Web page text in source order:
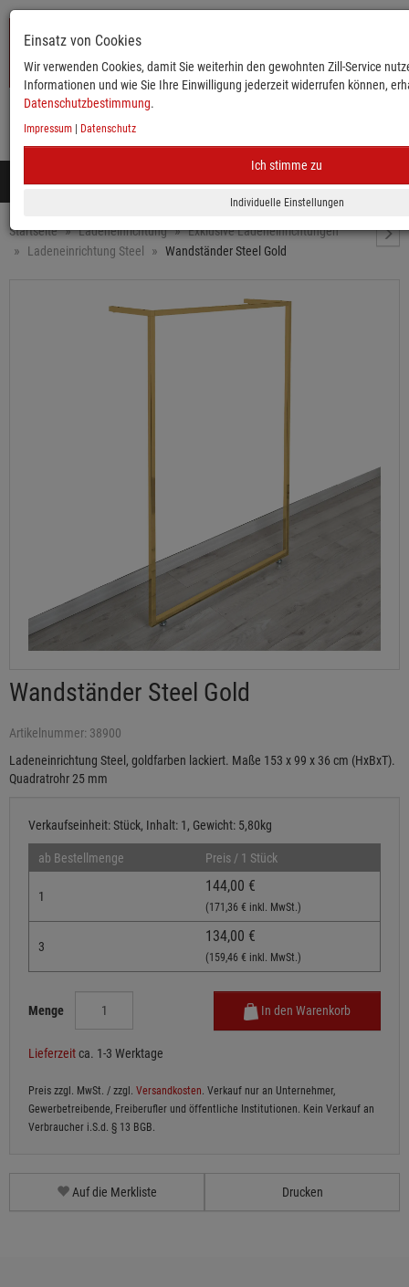
Toggle
Startseite Ladeneinrichtung
Exklusive Ladeneinrichtungen
Ladeneinrichtung Steel
Wandständer Steel Gold
Wandständer Steel Gold
Artikelnummer: 38900
Ladeneinrichtung Steel, goldfarben lackiert. Maße 153 x 99 x 36 cm (HxBxT).
Quadratrohr 25 mm
Verkaufseinheit: Stück, Inhalt: 1, Gewicht: 5,80kg
ab Bestellmenge Preis / 1 Stück
1
144,00 €
(171,36 € inkl. MwSt.)
3
134,00 €
(159,46 € inkl. MwSt.)
Menge In den Warenkorb
Lieferzeitca. 1-3 Werktage
Preis zzgl. MwSt. / zzgl. Versandkosten. Verkauf nur an Unternehmer,
Gewerbetreibende, Freiberufler und öffentliche Institutionen. Kein Verkauf an
Verbraucher i.S.d. § 13 BGB.
Auf die Merkliste Drucken
Einsatz von Cookies
Wir verwenden Cookies, damit Sie weiterhin den gewohnten Zill-Service
Informationen und wie Sie Ihre Einwilligung jederzeit widerrufen können,
Datenschutzbestimmung.
Impressum Datenschutz
Ich stimme zu